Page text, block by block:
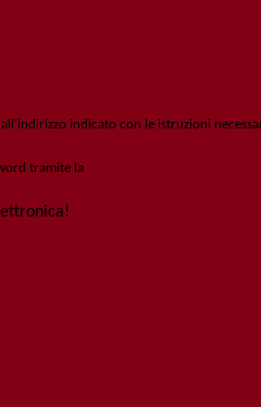
indicato con le istruzioni
tramite la